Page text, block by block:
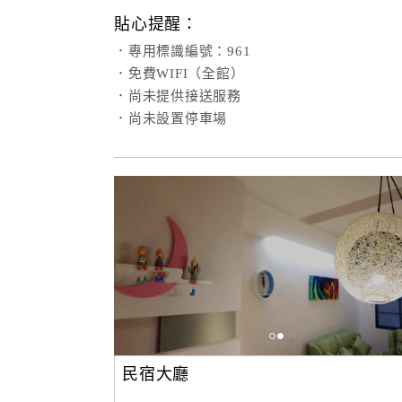
貼心提醒：
．專用標識編號：961
．免費WIFI（全館）
．尚未提供接送服務
．尚未設置停車場
民宿大廳